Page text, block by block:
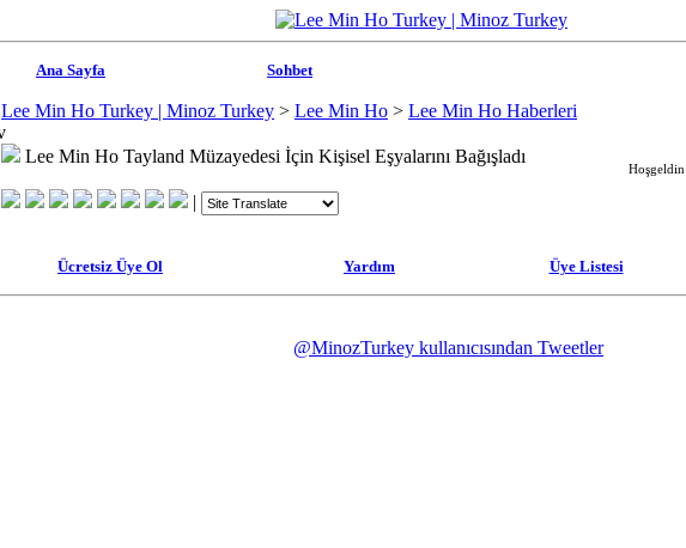
Ana Sayfa Sohbet
Lee Min Ho Turkey | Minoz Turkey > Lee Min Ho > Lee Min Ho Haberleri
Lee Min Ho Tayland Müzayedesi İçin Kişisel Eşyalarını Bağışladı
|
Ücretsiz Üye Ol Yardım Üye Listesi
@MinozTurkey kullanıcısından Tweetler